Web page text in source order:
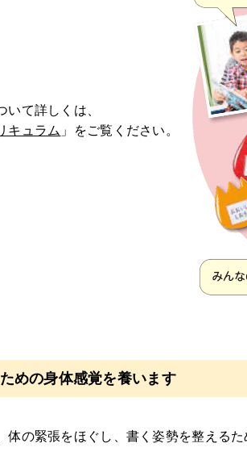
て詳しくは、
キュラム 」をご覧ください。
めの身体感覚を養います
体の緊張をほぐし、書く姿勢を整える